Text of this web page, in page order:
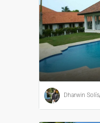
Dharwin Solís